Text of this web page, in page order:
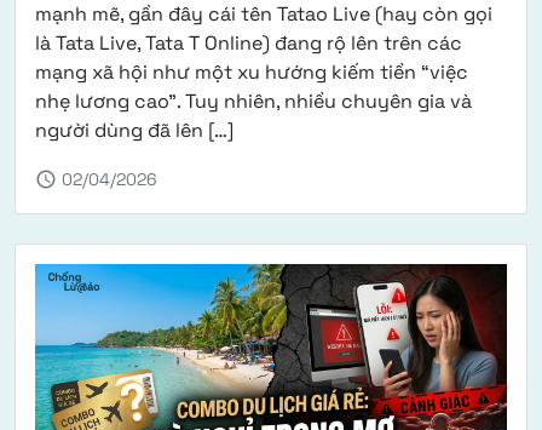
mạnh mẽ, gần đây cái tên Tatao Live (hay còn gọi
là Tata Live, Tata T Online) đang rộ lên trên các
mạng xã hội như một xu hướng kiếm tiền “việc
nhẹ lương cao”. Tuy nhiên, nhiều chuyên gia và
người dùng đã lên […]
schedule 02/04/2026